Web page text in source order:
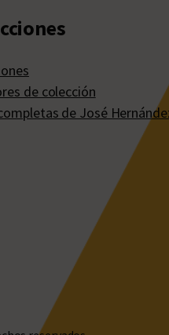
de colección
de José